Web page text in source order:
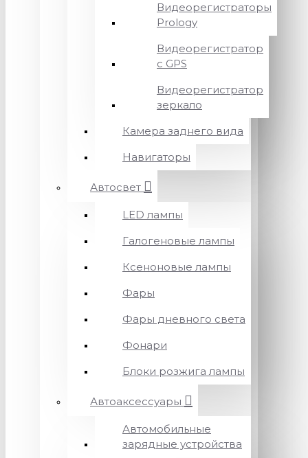
Видеорегистраторы
Prology
Видеорегистратор
с GPS
Видеорегистратор
зеркало
Камера заднего вида
Навигаторы
Автосвет
LED лампы
Галогеновые лампы
Ксеноновые лампы
Фары
Фары дневного света
Фонари
Блоки розжига лампы
Автоаксессуары
Автомобильные
зарядные устройства